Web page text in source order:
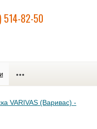
514-82-50
VARIVAS (Варивас) -